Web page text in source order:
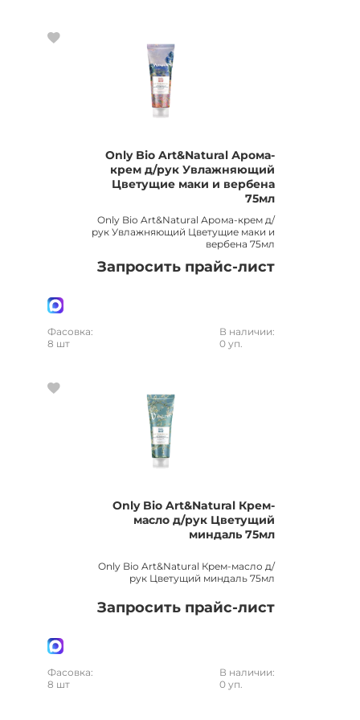
Only Bio Art&Natural Арома-
крем д/рук Увлажняющий
Цветущие маки и вербена
75мл
Only Bio Art&Natural Арома-крем д/
рук Увлажняющий Цветущие маки и
вербена 75мл
Запросить прайс-лист
Фасовка:
8 шт
В наличии:
0 уп.
Only Bio Art&Natural Крем-
масло д/рук Цветущий
миндаль 75мл
Only Bio Art&Natural Крем-масло д/
рук Цветущий миндаль 75мл
Запросить прайс-лист
Фасовка:
8 шт
В наличии:
0 уп.